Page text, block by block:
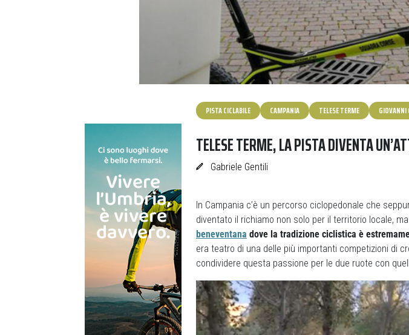
PISTA CICLABILE CAMPANIA TELESE TERME GIOVANNI
TELESE TERME, LA PISTA DIVENTA
Gabriele Gentili
In Campania c’è un percorso ciclopedonale che
diventato il richiamo non solo per il territorio locale,
beneventana dove la tradizione ciclistica è
era teatro di una delle più importanti competizioni di
condividere questa passione per le due ruote con